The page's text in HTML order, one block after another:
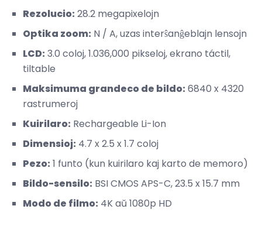
Rezolucio: 28.2 megapixelojn
Optika zoom: N / A, uzas interŝanĝeblajn lensojn
LCD: 3.0 coloj, 1.036,000 pikseloj, ekrano táctil,
tiltable
Maksimuma grandeco de bildo: 6840 x 4320
rastrumeroj
Kuirilaro: Rechargeable Li-Ion
Dimensioj: 4.7 x 2.5 x 1.7 coloj
Pezo: 1 funto (kun kuirilaro kaj karto de memoro)
Bildo-sensilo: BSI CMOS APS-C, 23.5 x 15.7 mm
Modo de filmo: 4K aŭ 1080p HD